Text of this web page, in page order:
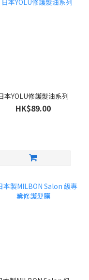
本YOLU修護髮油系列
HK$89.00